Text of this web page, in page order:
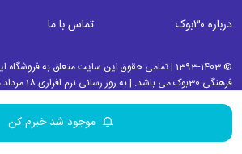
موجود شد خبرم کن
درباره ۳۰بوک تماس با ما
© 1393-1403 | تمامی حقوق این سایت متعلق به
فرهنگی 30بوک می باشد. | به روز رسانی نرم افزاری 18 مرداد ماه 1405 ساعت 01:30